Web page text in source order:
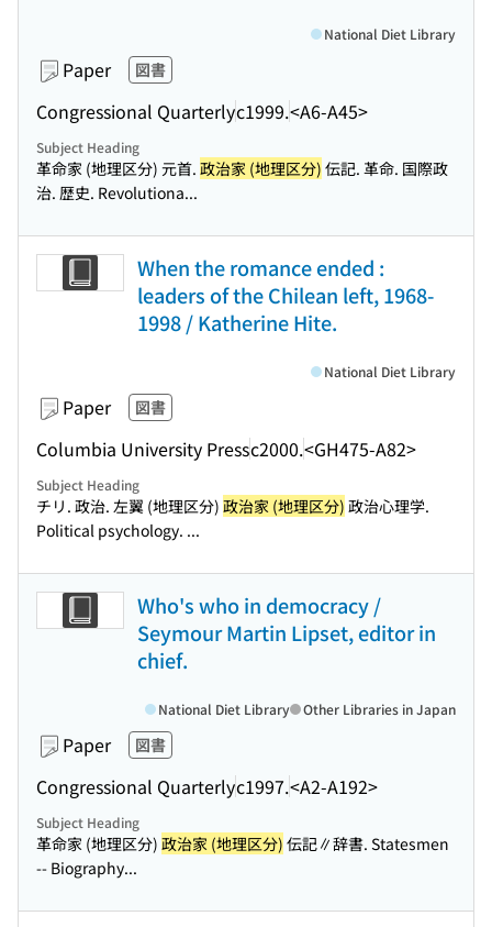
Paper 図書
Congressional Quarterlyc1999.<A6-A45>
National Diet Library
Subject Heading
革命家 (地理区分) 元首. 政治家 (地理区分) 伝記. 革命. 国際政
治. 歴史. Revolutiona...
When the romance ended :
leaders of the Chilean left, 1968-
1998 / Katherine Hite.
Paper 図書
Columbia University Pressc2000.<GH475-A82>
National Diet Library
Subject Heading
チリ. 政治. 左翼 (地理区分) 政治家 (地理区分) 政治心理学.
Political psychology. ...
Who's who in democracy /
Seymour Martin Lipset, editor in
chief.
Paper 図書
Congressional Quarterlyc1997.<A2-A192>
National Diet Library Other Libraries in Japan
Subject Heading
革命家 (地理区分) 政治家 (地理区分) 伝記∥辞書. Statesmen
-- Biography...